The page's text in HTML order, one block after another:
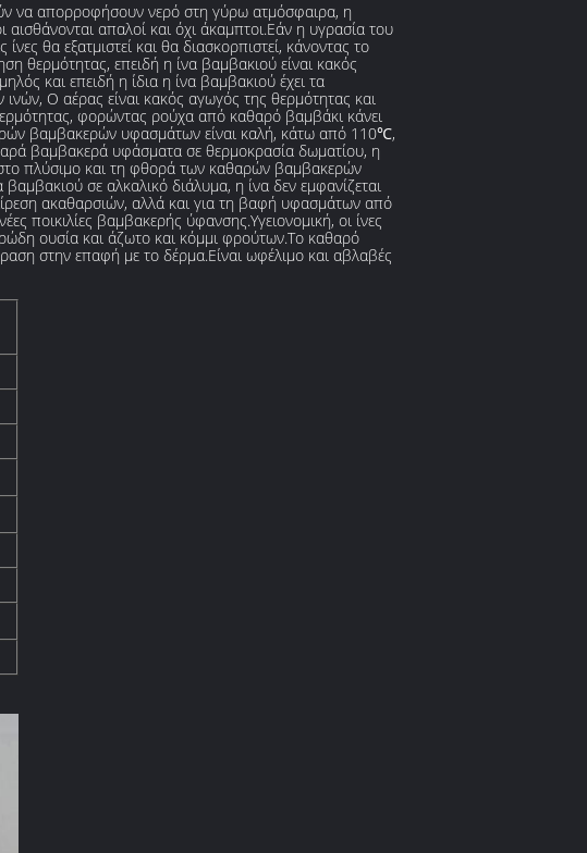
να απορροφήσουν νερό στη γύρω ατμόσφαιρα, η
απαλοί και όχι άκαμπτοι.Εάν η υγρασία του
θα εξατμιστεί και θα διασκορπιστεί, κάνοντας το
θερμότητας, επειδή η ίνα βαμβακιού είναι κακός
και επειδή η ίδια η ίνα βαμβακιού έχει τα
Ο αέρας είναι κακός αγωγός της θερμότητας και
φορώντας ρούχα από καθαρό βαμβάκι κάνει
βαμβακερών υφασμάτων είναι καλή, κάτω από 110℃,
βαμβακερά υφάσματα σε θερμοκρασία δωματίου, η
πλύσιμο και τη φθορά των καθαρών βαμβακερών
σε αλκαλικό διάλυμα, η ίνα δεν εμφανίζεται
ακαθαρσιών, αλλά και για τη βαφή υφασμάτων από
ποικιλίες βαμβακερής ύφανσης.Υγειονομική, οι ίνες
ουσία και άζωτο και κόμμι φρούτων.Το καθαρό
στην επαφή με το δέρμα.Είναι ωφέλιμο και αβλαβές